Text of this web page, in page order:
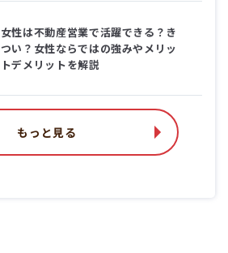
女性は不動産営業で活躍できる？き
つい？女性ならではの強みやメリッ
トデメリットを解説
もっと見る